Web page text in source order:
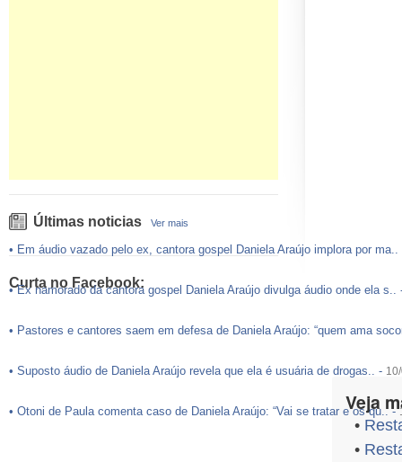
Últimas noticias Ver mais
• Em áudio vazado pelo ex, cantora gospel Daniela Araújo implora por ma..
•Ex namorado da cantora gospel Daniela Araújo divulga áudio onde ela s..
• Pastores e cantores saem em defesa de Daniela Araújo: “quem ama
• Suposto áudio de Daniela Araújo revela que ela é usuária de drogas.. -
• Otoni de Paula comenta caso de Daniela Araújo: “Vai se tratar e os qu.. -
Curta no Facebook:
Veja
•
•